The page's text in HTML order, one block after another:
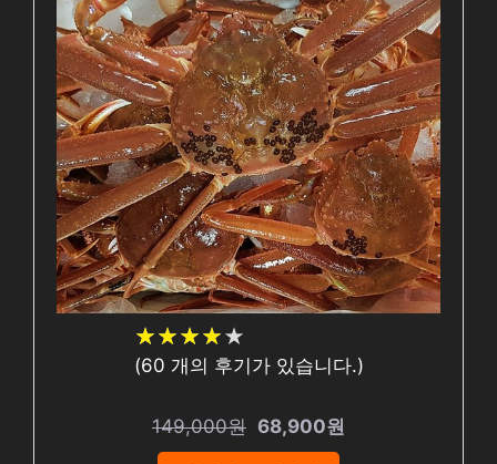
★★★★★
★★★★★
(60 개의 후기가 있습니다.)
149,000원 68,900원